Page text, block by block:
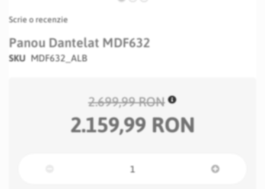
to
beginning
of
Scrie o recenzie
Panou Dantelat MDF632
SKU MDF632_ALB
2.699,99 RON
2.159,99 RON